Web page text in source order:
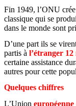
Fin 1949, l’ONU
classique qui se
dans le monde sont
D’une part ils se
partis à l’étranger
certaine assistance
autres pour cette
Quelques chiffres
L’Union